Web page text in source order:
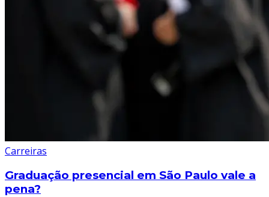
Carreiras
Graduação presencial em São Paulo vale a
pena?